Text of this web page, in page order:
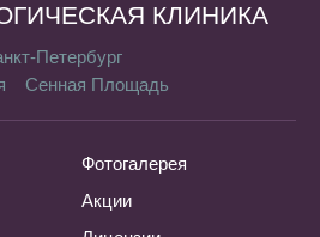
КЛИНИКА
Петербург
Сенная Площадь
Фотогалерея
Акции